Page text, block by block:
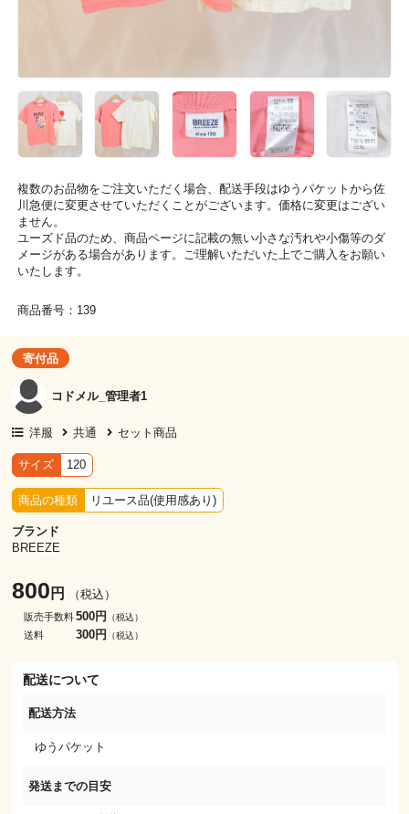
複数のお品物をご注文いただく場合、配送手段はゆうパケットから佐
川急便に変更させていただくことがございます。価格に変更はござい
ません。
ユーズド品のため、商品ページに記載の無い小さな汚れや小傷等のダ
メージがある場合があります。ご理解いただいた上でご購入をお願い
いたします。
商品番号：139
寄付品
コドメル_管理者1
洋服 共通 セット商品
サイズ 120
商品の種類 リユース品(使用感あり)
ブランド
BREEZE
800 円 （税込）
販売手数料500円 （税込）
送料 300円 （税込）
配送について
配送方法
ゆうパケット
発送までの目安